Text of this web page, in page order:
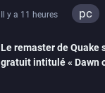
Il y a 11 heures pc
Le remaster de Quake
gratuit intitulé « Dawn